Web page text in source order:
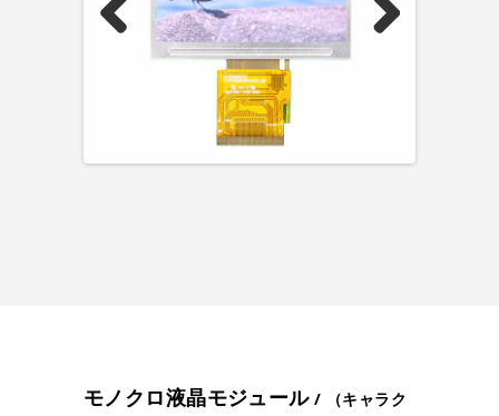
Previous
モノクロ液晶モジュール / （キャラク